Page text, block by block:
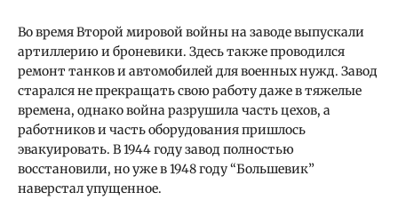
Во время Второй мировой войны на заводе выпускали
артиллерию и броневики. Здесь также проводился
ремонт танков и автомобилей для военных нужд. Завод
старался не прекращать свою работу даже в тяжелые
времена, однако война разрушила часть цехов, а
работников и часть оборудования пришлось
эвакуировать. В 1944 году завод полностью
восстановили, но уже в 1948 году “Большевик”
наверстал упущенное.